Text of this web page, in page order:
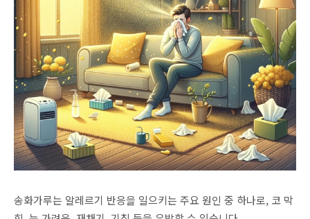
송화가루는 알레르기 반응을 일으키는 주요 원인 중 하나로, 코 막